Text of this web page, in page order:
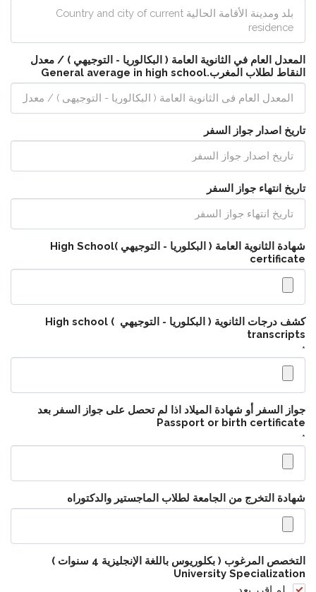
المعدل العام في الثانوية العامة ( البكالوريا - التوجيهي ) / معدل
النقاط لطلاب المغرب.General average in high school
تاريخ اصدار جواز السفر
تاريخ انتهاء جواز السفر
شهادة الثانوية العامة ( البكلوريا - التوجيهي )High School
certificate
كشف درجات الثانوية ( البكلوريا - التوجيهي ) High school
transcripts
*
جواز السفر أو شهادة الميلاد اذا لم تحصل على جواز السفر بعد
Passport or birth certificate
*
شهادة التخرج من الجامعة لطلاب الماجستير والدكتوراه
التخصص المرغوب ( بكلوريوس باللغة الإنجليزية 4 سنوات )
University Specialization
لم اقرر بعد